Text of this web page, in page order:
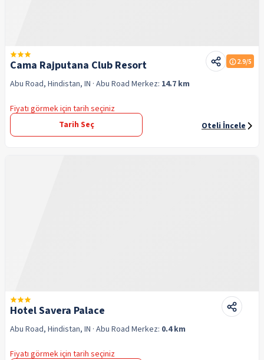
Cama Rajputana Club Resort 2.9/5
Abu Road, Hindistan, IN · Abu Road Merkez: 14.7 km
Fiyatı görmek için tarih seçiniz
Tarih Seç
Oteli İncele
Hotel Savera Palace
Abu Road, Hindistan, IN · Abu Road Merkez: 0.4 km
Fiyatı görmek için tarih seçiniz